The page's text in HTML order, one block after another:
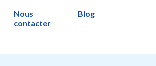
Nous
contacter
Blog